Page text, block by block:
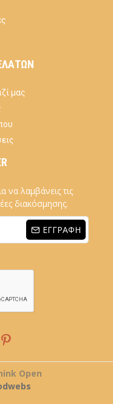
μας
λαμβάνεις τις
διακόσμησης.
ΕΓΓΡΑΦΉ
Open